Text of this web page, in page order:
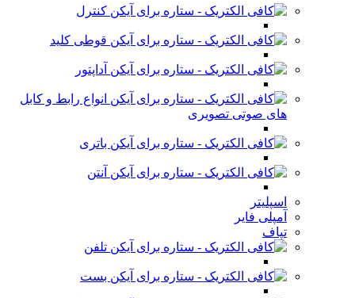
کنترل
قوطی کلید
آداپتور
انواع رابط و کابل
های صوتی تصویری
باتری
آنتن
اسپلیتر
آمپلی فایر
تپاف
تلفن
بست